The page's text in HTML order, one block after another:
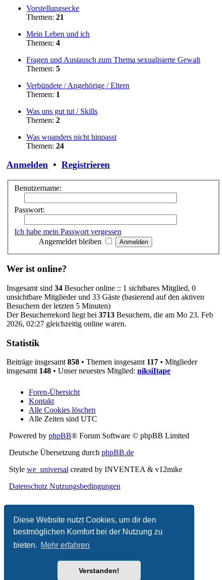
Diese Website nutzt Cookies, um dir den
bestmöglichen Komfort bei der Nutzung zu
bieten. Mehr erfahren
Verstanden!
Vorstellungsecke
Themen: 21
Mein Leben und ich
Themen: 4
Fragen und Austausch zum Thema sexualisierte Gewalt
Themen: 5
Verbündete / Angehörige / Eltern
Themen: 1
Was uns gut tut / Skills
Themen: 2
Was woanders nicht hinpasst
Themen: 24
Anmelden • Registrieren
Benutzername:
Passwort:
Ich habe mein Passwort vergessen
Angemeldet bleiben
Wer ist online?
Insgesamt sind 34 Besucher online :: 1 sichtbares Mitglied, 0
unsichtbare Mitglieder und 33 Gäste (basierend auf den aktiven
Besuchern der letzten 5 Minuten)
Der Besucherrekord liegt bei 3713 Besuchern, die am Mo 23. Feb
2026, 02:27 gleichzeitig online waren.
Statistik
Beiträge insgesamt858 • Themen insgesamt 117 • Mitglieder
insgesamt 148 • Unser neuestes Mitglied: niksiItape
Foren-Übersicht
Kontakt
Alle Cookies löschen
Alle Zeiten sind UTC
Powered by phpBB® Forum Software © phpBB Limited
Deutsche Übersetzung durch phpBB.de
Style we_universal created by INVENTEA & v12mike
Datenschutz Nutzungsbedingungen